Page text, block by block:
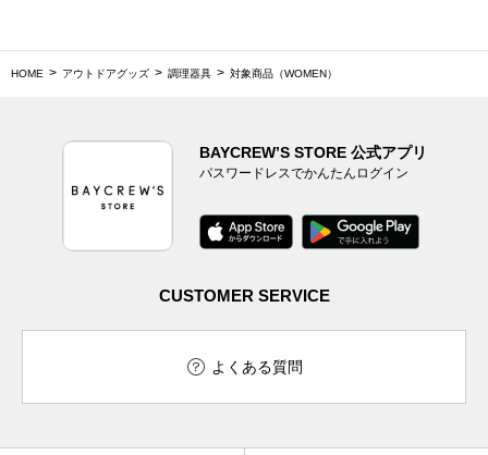
HOME アウトドアグッズ 調理器具 対象商品（WOMEN）
BAYCREW’S STORE 公式アプリ
パスワードレスでかんたんログイン
CUSTOMER SERVICE
よくある質問